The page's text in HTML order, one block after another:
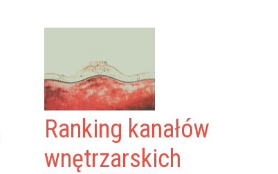
Ranking kanałów
wnętrzarskich